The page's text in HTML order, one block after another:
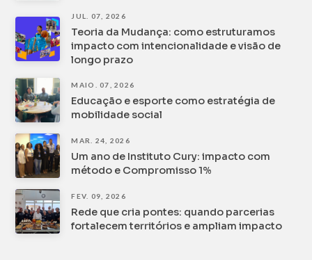
JUL. 07, 2026
Teoria da Mudança: como estruturamos
impacto com intencionalidade e visão de
longo prazo
MAIO. 07, 2026
Educação e esporte como estratégia de
mobilidade social
MAR. 24, 2026
Um ano de Instituto Cury: impacto com
método e Compromisso 1%
FEV. 09, 2026
Rede que cria pontes: quando parcerias
fortalecem territórios e ampliam impacto